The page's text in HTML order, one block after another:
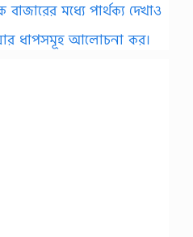
মধ্যে পার্থক্য দেখাও
ধাপসমূহ আলোচনা কর।